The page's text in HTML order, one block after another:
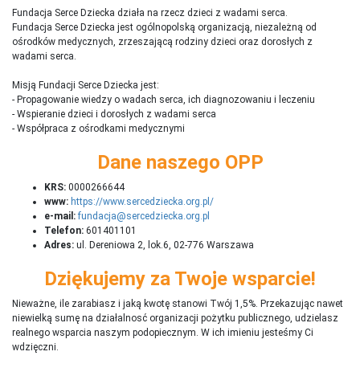
Fundacja Serce Dziecka działa na rzecz dzieci z wadami serca.
Fundacja Serce Dziecka jest ogólnopolską organizacją, niezależną od
ośrodków medycznych, zrzeszającą rodziny dzieci oraz dorosłych z
wadami serca.
Misją Fundacji Serce Dziecka jest:
- Propagowanie wiedzy o wadach serca, ich diagnozowaniu i leczeniu
- Wspieranie dzieci i dorosłych z wadami serca
- Współpraca z ośrodkami medycznymi
Dane naszego OPP
KRS: 0000266644
www: https://www.sercedziecka.org.pl/
e-mail: fundacja@sercedziecka.org.pl
Telefon: 601401101
Adres: ul. Dereniowa 2, lok.6, 02-776 Warszawa
Dziękujemy za Twoje wsparcie!
Nieważne, ile zarabiasz i jaką kwotę stanowi Twój 1,5%. Przekazując nawet
niewielką sumę na działalnosć organizacji pożytku publicznego, udzielasz
realnego wsparcia naszym podopiecznym. W ich imieniu jesteśmy Ci
wdzięczni.